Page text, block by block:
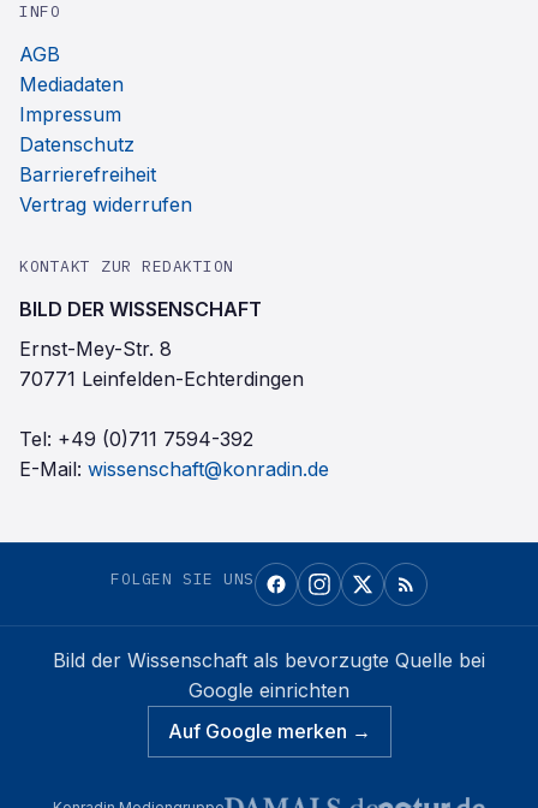
INFO
AGB
Mediadaten
Impressum
Datenschutz
Barrierefreiheit
Vertrag widerrufen
KONTAKT ZUR REDAKTION
BILD DER WISSENSCHAFT
Ernst-Mey-Str. 8
70771 Leinfelden-Echterdingen
Tel: +49 (0)711 7594-392
E-Mail: wissenschaft@konradin.de
FOLGEN SIE UNS
Bild der Wissenschaft als bevorzugte Quelle bei
Google einrichten
Auf Google merken →